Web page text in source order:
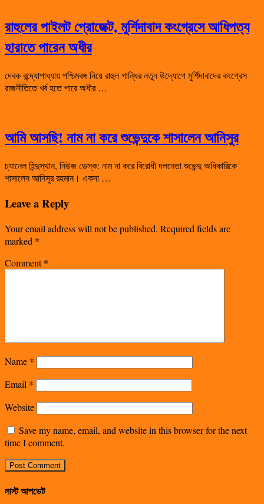
রাহুলের পাইলট প্রোজেক্ট, মুর্শিদাবাদ কংগ্রেসে আধিপত্য
হারাতে পারেন অধীর
দেবক বন্দ্যোপাধ্যায় পশ্চিমবঙ্গ নিয়ে রাহুল গান্ধির নতুন উদ্যোগে মুর্শিদাবাদের কংগ্রেস
রাজনীতিতে খর্ব হতে পারে অধীর …
আমি আসছি! নাম না করে শুভেন্দুকে শাসালেন আনিসুর
চ্যানেল হিন্দুস্থান, নিউজ ডেস্ক: নাম না করে বিরোধী দলনেতা শুভেন্দু অধিকারিকে
শাসালেন আনিসুর রহমান। একদা …
Leave a Reply
Your email address will not be published. Required fields are
marked *
Comment*
Name *
Email *
Website
Save my name, email, and website in this browser for the next
time I comment.
লাস্ট আপডেট